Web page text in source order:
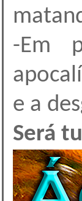
-Em
e a
Será